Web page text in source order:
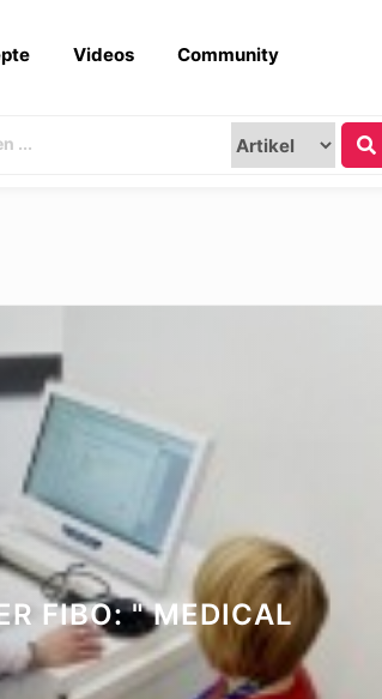
Videos Community
FIBO: " MEDICAL F